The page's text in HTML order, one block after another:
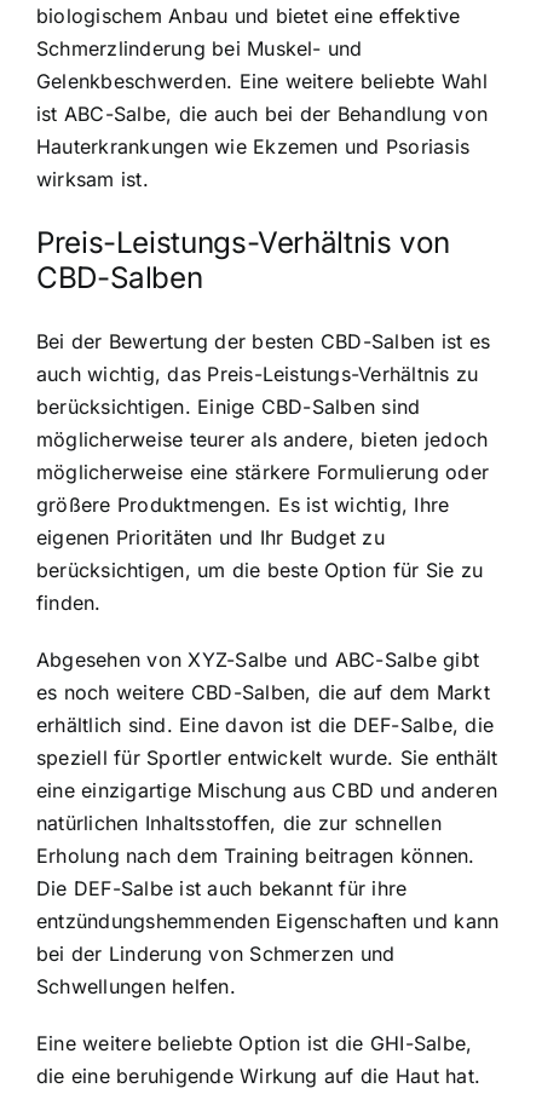
biologischem Anbau und bietet eine effektive
Schmerzlinderung bei Muskel- und
Gelenkbeschwerden. Eine weitere beliebte Wahl
ist ABC-Salbe, die auch bei der Behandlung von
Hauterkrankungen wie Ekzemen und Psoriasis
wirksam ist.
Preis-Leistungs-Verhältnis von
CBD-Salben
Bei der Bewertung der besten CBD-Salben ist es
auch wichtig, das Preis-Leistungs-Verhältnis zu
berücksichtigen. Einige CBD-Salben sind
möglicherweise teurer als andere, bieten jedoch
möglicherweise eine stärkere Formulierung oder
größere Produktmengen. Es ist wichtig, Ihre
eigenen Prioritäten und Ihr Budget zu
berücksichtigen, um die beste Option für Sie zu
finden.
Abgesehen von XYZ-Salbe und ABC-Salbe gibt
es noch weitere CBD-Salben, die auf dem Markt
erhältlich sind. Eine davon ist die DEF-Salbe, die
speziell für Sportler entwickelt wurde. Sie enthält
eine einzigartige Mischung aus CBD und anderen
natürlichen Inhaltsstoffen, die zur schnellen
Erholung nach dem Training beitragen können.
Die DEF-Salbe ist auch bekannt für ihre
entzündungshemmenden Eigenschaften und kann
bei der Linderung von Schmerzen und
Schwellungen helfen.
Eine weitere beliebte Option ist die GHI-Salbe,
die eine beruhigende Wirkung auf die Haut hat.